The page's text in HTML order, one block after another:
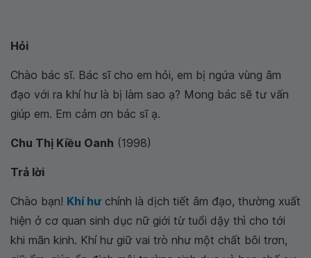
Hỏi
Chào bác sĩ. Bác sĩ cho em hỏi, em bị ngứa vùng âm
đạo với ra khí hư là bị làm sao ạ? Mong bác sẽ tư vấn
giúp em. Em cảm ơn bác sĩ ạ.
Chu Thị Kiều Oanh (1998)
Trả lời
Chào bạn! Khí hưchính là dịch tiết âm đạo, thường xuất
hiện ở cơ quan sinh dục nữ giới từ tuổi dậy thì cho tới
khi mãn kinh. Khí hư giữ vai trò như một chất bôi trơn,